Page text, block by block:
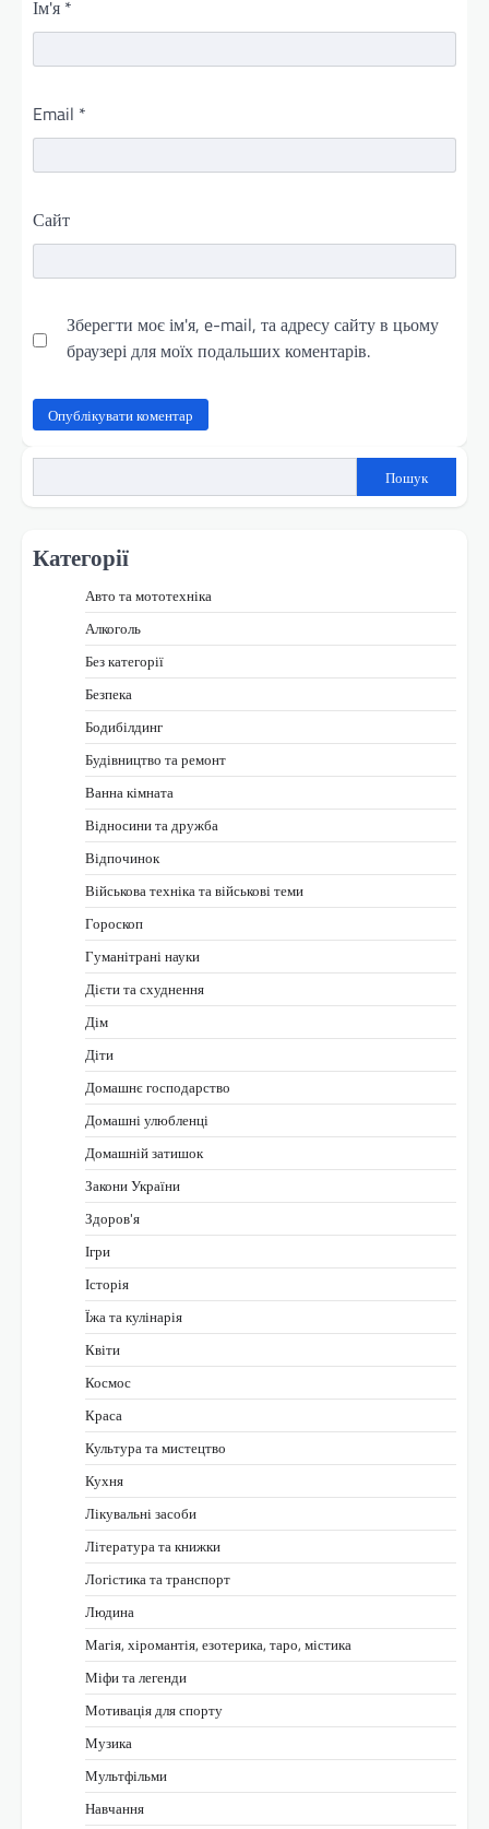
Ім'я *
Email *
Сайт
Зберегти моє ім'я, e-mail, та адресу сайту в цьому
браузері для моїх подальших коментарів.
Пошук
Категорії
Авто та мототехніка
Алкоголь
Без категорії
Безпека
Бодибілдинг
Будівництво та ремонт
Ванна кімната
Відносини та дружба
Відпочинок
Військова техніка та військові теми
Гороскоп
Гуманітрані науки
Дієти та схуднення
Дім
Діти
Домашнє господарство
Домашні улюбленці
Домашній затишок
Закони України
Здоров'я
Ігри
Історія
Їжа та кулінарія
Квіти
Космос
Краса
Культура та мистецтво
Кухня
Лікувальні засоби
Література та книжки
Логістика та транспорт
Людина
Магія, хіромантія, езотерика, таро, містика
Міфи та легенди
Мотивація для спорту
Музика
Мультфільми
Навчання